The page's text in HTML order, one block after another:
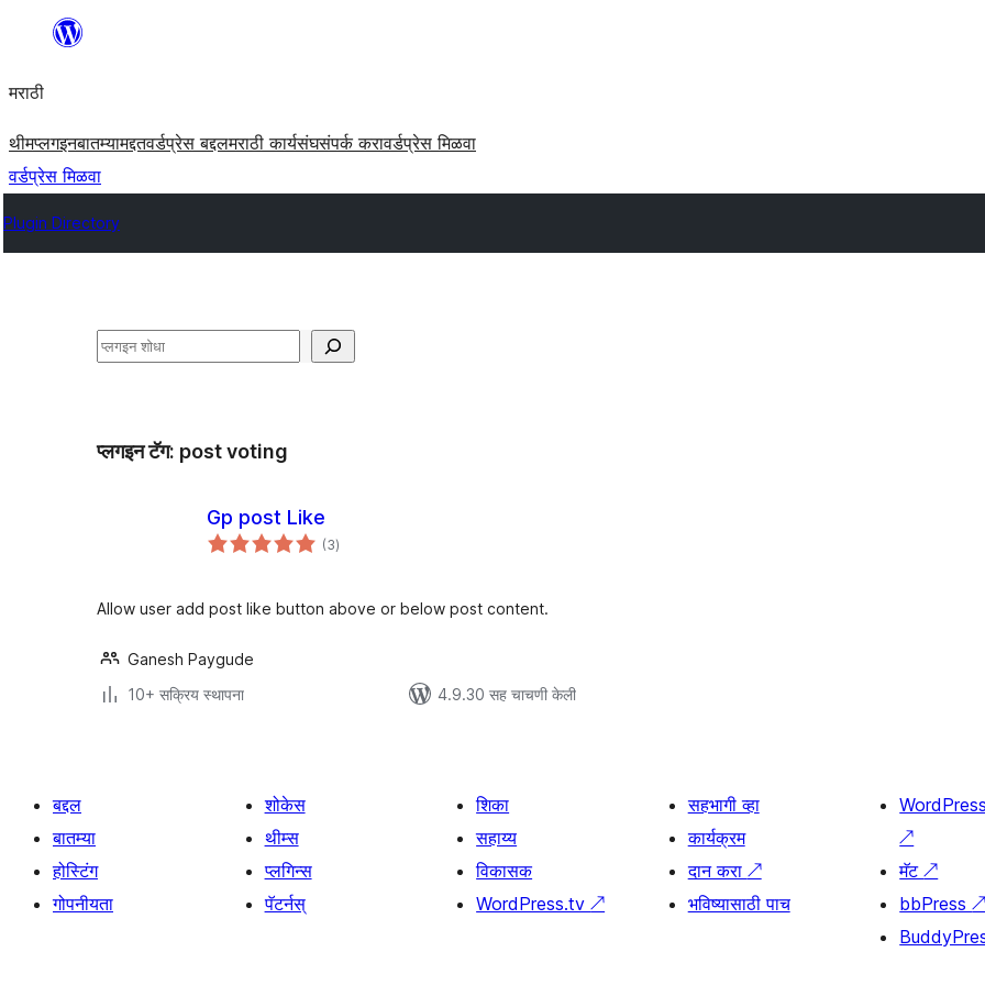
सामुग्रीवर
मराठी
थीमप्लगइनबातम्यामद्दतवर्डप्रेस बद्दलमराठी कार्यसंघसंपर्क करावर्डप्रेस मिळवा
वर्डप्रेस मिळवा
Plugin Directory
शोधा
प्लगइन टॅग: post voting
Gp post Like
(3एकूण
मूल्यांकन
)
Allow user add post like button above or below post content.
Ganesh Paygude
10+ सक्रिय स्थापना
4.9.30 सह चाचणी केली
बद्दल
बातम्या
होस्टिंग
गोपनीयता
शोकेस
थीम्स
प्लगिन्स
पॅटर्नस्
शिका
सहाय्य
विकासक
WordPress.tv↗
सहभागी व्हा
कार्यक्रम
दान करा ↗
भविष्यासाठी पाच
↗
मॅट↗
bbPress↗